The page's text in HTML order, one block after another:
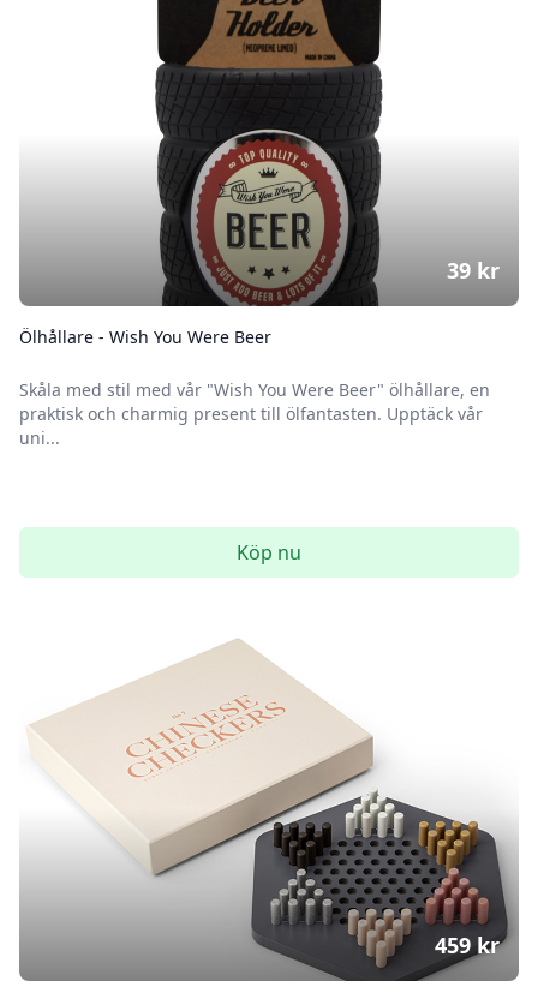
Ölhållare - Wish You Were Beer
Skåla med stil med vår "Wish You Were Beer" ölhållare, en
praktisk och charmig present till ölfantasten. Upptäck vår
uni...
39 kr
Köp nu
459 kr